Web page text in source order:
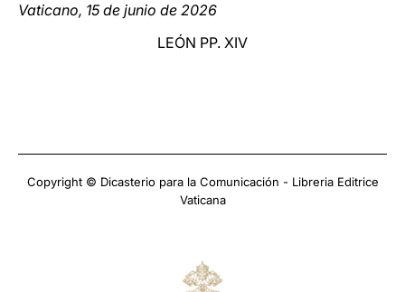
Vaticano, 15 de junio de 2026
LEÓN PP. XIV
Copyright © Dicasterio para la Comunicación - Libreria Editrice
Vaticana